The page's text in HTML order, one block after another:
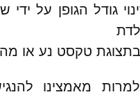
גודל הגופן על ידי
טקסט נע או
למרות מאמצינו